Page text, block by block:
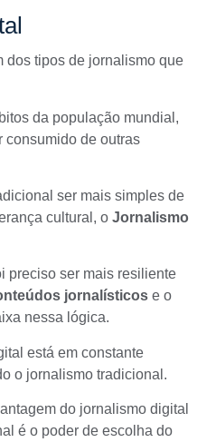
dos tipos de jornalismo que
da população mundial,
consumido de outras
ser mais simples de
cultural, o Jornalismo
preciso ser mais resiliente
jornalísticos e o
nessa lógica.
está em constante
o jornalismo tradicional.
do jornalismo digital
é o poder de escolha do